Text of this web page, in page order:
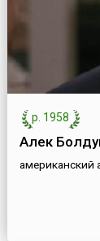
р. 1958
Алек
американский